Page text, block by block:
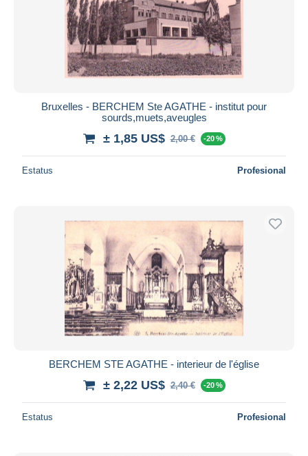
Bruxelles - BERCHEM Ste AGATHE - institut pour
sourds,muets,aveugles
± 1,85 US$ 2,00 € -20 %
Estatus Profesional
BERCHEM STE AGATHE - interieur de l'église
± 2,22 US$ 2,40 € -20 %
Estatus Profesional